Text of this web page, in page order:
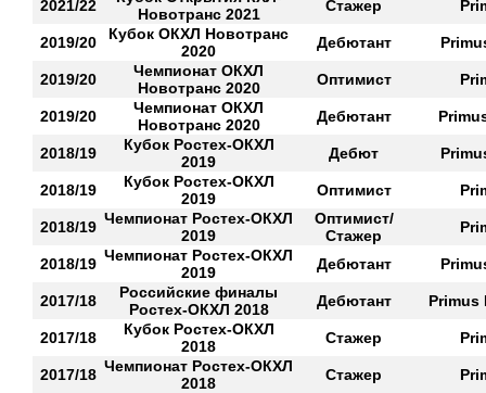
2021/22
Новотранс 2021
Стажер
2019/20
Кубок ОКХЛ Новотранс
2020
Дебютант
2019/20
Чемпионат ОКХЛ
Новотранс 2020
Оптимист
2019/20
Чемпионат ОКХЛ
Новотранс 2020
Дебютант
2018/19
Кубок Ростех-ОКХЛ
2019
Дебют
2018/19
Кубок Ростех-ОКХЛ
2019
Оптимист
2018/19 Чемпионат Ростех-ОКХЛ
2019
Оптимист/
Стажер
2018/19 Чемпионат Ростех-ОКХЛ
2019
Дебютант
2017/18
Российские финалы
Ростех-ОКХЛ 2018
Дебютант Primus
2017/18
Кубок Ростех-ОКХЛ
2018
Стажер
2017/18 Чемпионат Ростех-ОКХЛ
2018
Стажер